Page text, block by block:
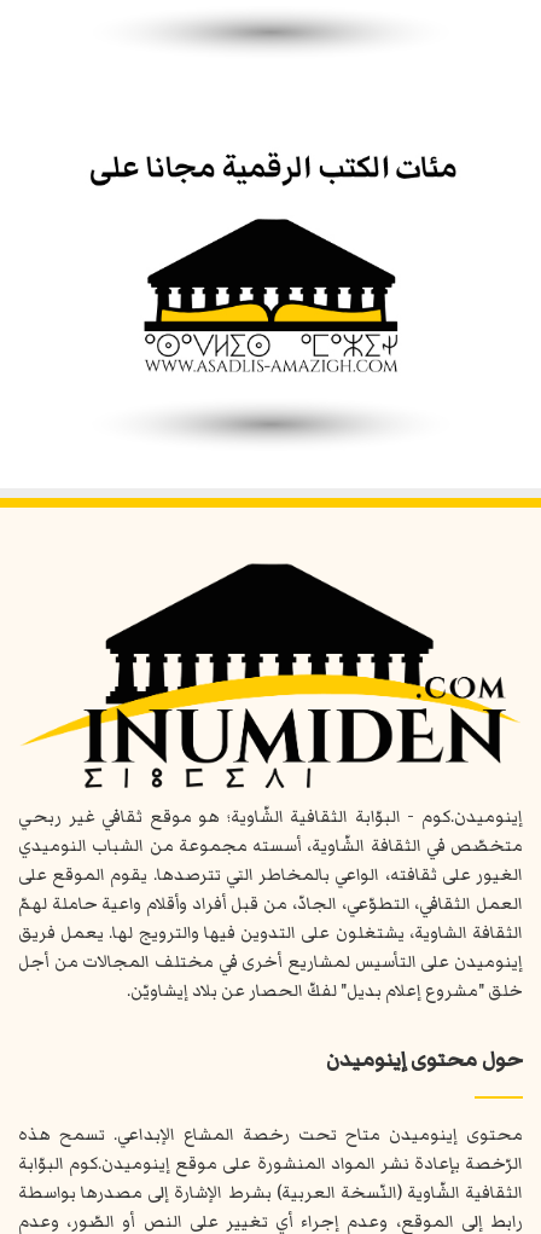
إينوميدن.كوم - البوّابة الثقافية الشّاوية؛ هو موقع ثقافي غير ربحي
متخصّص في الثقافة الشّاوية، أسسته مجموعة من الشباب النوميدي
الغيور على ثقافته، الواعي بالمخاطر التي تترصدها. يقوم الموقع على
العمل الثقافي، التطوّعي، الجادّ، من قبل أفراد وأقلام واعية حاملة لهمّ
الثقافة الشاوية، يشتغلون على التدوين فيها والترويج لها. يعمل فريق
إينوميدن على التأسيس لمشاريع أخرى في مختلف المجالات من أجل
خلق "مشروع إعلام بديل" لفكّ الحصار عن بلاد إيشاويّن.
حول محتوى إينوميدن
محتوى إينوميدن متاح تحت رخصة المشاع الإبداعي. تسمح هذه
الرّخصة بإعادة نشر المواد المنشورة على موقع إينوميدن.كوم البوّابة
الثقافية الشّاوية (النّسخة العربية) بشرط الإشارة إلى مصدرها بواسطة
رابط إلى الموقع، وعدم إجراء أي تغيير على النص أو الصّور، وعدم